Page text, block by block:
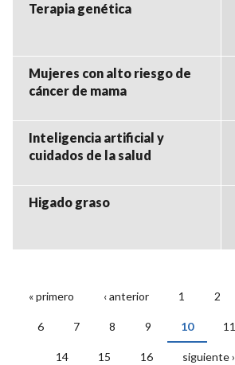
Terapia genética
Mujeres con alto riesgo de
cáncer de mama
Inteligencia artificial y
cuidados de la salud
Higado graso
PÁGINAS
« primero ‹ anterior 1 2
6 7 8 9 10 11
14 15 16 siguiente ›